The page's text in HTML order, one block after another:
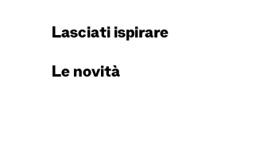
Lasciati ispirare
Le novità